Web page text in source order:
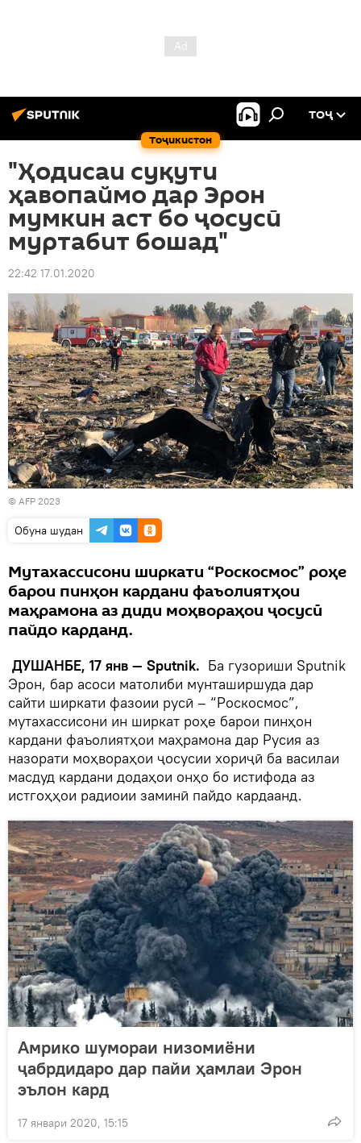
Тоҷикистон
ТОҶ
"Ҳодисаи суқути
ҳавопаймо дар Эрон
мумкин аст бо ҷосусӣ
муртабит бошад"
22:42 17.01.2020
© AFP 2023
Обуна шудан
Мутахассисони ширкати “Роскосмос” роҳе
барои пинҳон кардани фаъолиятҳои
маҳрамона аз диди моҳвораҳои ҷосусӣ
пайдо карданд.
ДУШАНБЕ, 17 янв — Sputnik. Ба гузориши Sputnik
Эрон, бар асоси матолиби мунташиршуда дар
сайти ширкати фазоии русӣ – “Роскосмос”,
мутахассисони ин ширкат роҳе барои пинҳон
кардани фаъолиятҳои маҳрамона дар Русия аз
назорати моҳвораҳои ҷосусии хориҷӣ ба василаи
масдуд кардани додаҳои онҳо бо истифода аз
истгоҳҳои радиоии заминӣ пайдо кардаанд.
Амрико шумораи низомиёни
ҷабрдидаро дар пайи ҳамлаи Эрон
эълон кард
17 январи 2020, 15:15